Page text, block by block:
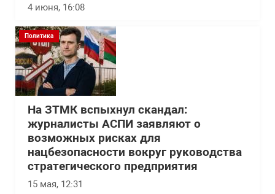
4 июня, 16:08
Политика
На ЗТМК вспыхнул скандал:
журналисты АСПИ заявляют о
возможных рисках для
нацбезопасности вокруг руководства
стратегического предприятия
15 мая, 12:31